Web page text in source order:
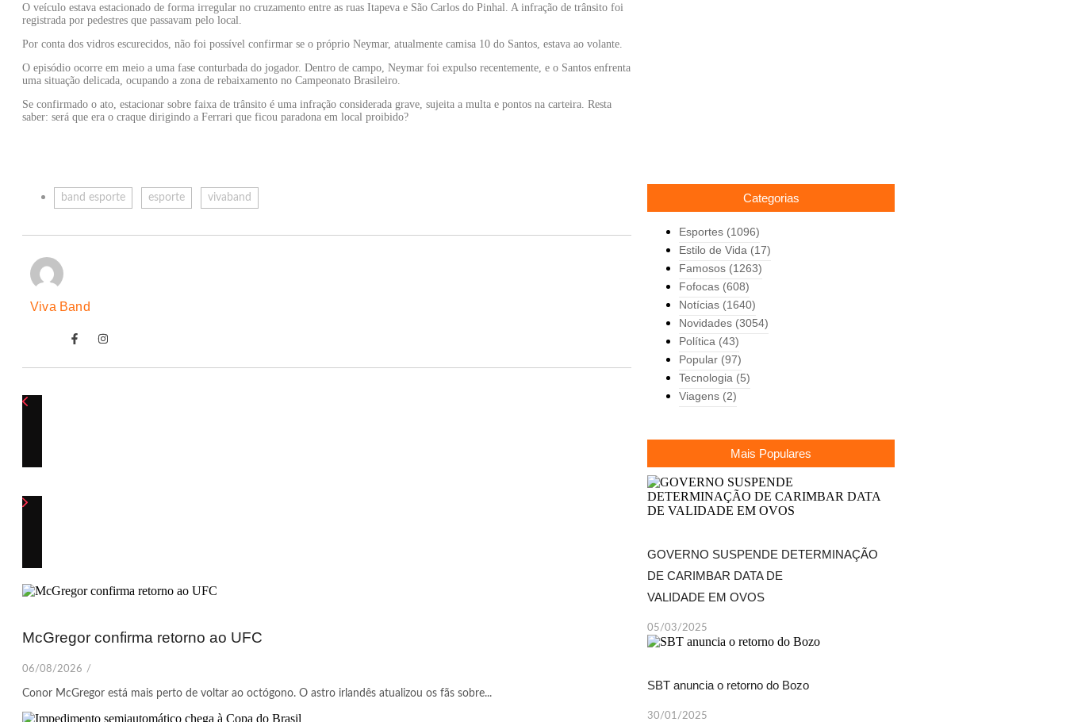
O veículo estava estacionado de forma irregular no cruzamento entre as ruas Itapeva e São Carlos do Pinhal. A infração de trânsito foi
registrada por pedestres que passavam pelo local.
Por conta dos vidros escurecidos, não foi possível confirmar se o próprio Neymar, atualmente camisa 10 do Santos, estava ao volante.
O episódio ocorre em meio a uma fase conturbada do jogador. Dentro de campo, Neymar foi expulso recentemente, e o Santos enfrenta
uma situação delicada, ocupando a zona de rebaixamento no Campeonato Brasileiro.
Se confirmado o ato, estacionar sobre faixa de trânsito é uma infração considerada grave, sujeita a multa e pontos na carteira. Resta
saber: será que era o craque dirigindo a Ferrari que ficou paradona em local proibido?
band esporte esporte vivaband
Viva Band
McGregor confirma retorno ao UFC
06/08/2026 /
Conor McGregor está mais perto de voltar ao octógono. O astro irlandês atualizou os fãs sobre...
Mais Populares
GOVERNO SUSPENDE DETERMINAÇÃO
DE CARIMBAR DATA DE
VALIDADE EM OVOS
05/03/2025
SBT anuncia o retorno do Bozo
30/01/2025
Categorias
Esportes (1096)
Estilo de Vida (17)
Famosos (1263)
Fofocas (608)
Notícias (1640)
Novidades (3054)
Política (43)
Popular (97)
Tecnologia (5)
Viagens (2)